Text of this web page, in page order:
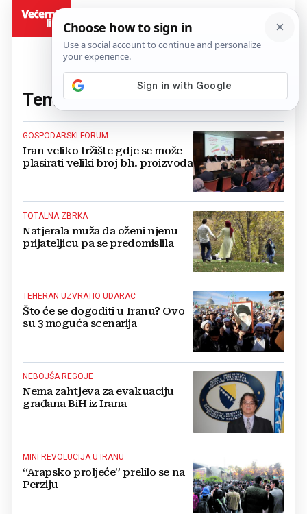
Tema:Iran(954 članaka)
GOSPODARSKI FORUM
Iran veliko tržište gdje se može
plasirati veliki broj bh. proizvoda
TOTALNA ZBRKA
Natjerala muža da oženi njenu
prijateljicu pa se predomislila
TEHERAN UZVRATIO UDARAC
Što će se dogoditi u Iranu? Ovo
su 3 moguća scenarija
NEBOJŠA REGOJE
Nema zahtjeva za evakuaciju
građana BiH iz Irana
MINI REVOLUCIJA U IRANU
“Arapsko proljeće” prelilo se na
Perziju